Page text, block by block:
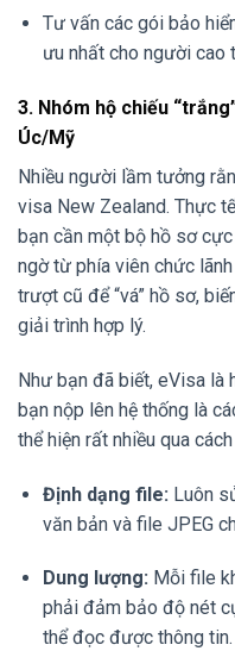
Tư vấn các gói bảo
ưu nhất cho người cao
3. Nhóm hộ chiếu
Úc/Mỹ
Nhiều người lầm tưởng
visa New Zealand. Thực
bạn cần một bộ hồ sơ
ngờ từ phía viên chức
trượt cũ để “vá” hồ sơ,
giải trình hợp lý.
Như bạn đã biết, eVisa
bạn nộp lên hệ thống là
thể hiện rất nhiều qua
Định dạng file: Luôn
văn bản và file JPEG
Dung lượng: Mỗi file
phải đảm bảo độ nét
thể đọc được thông tin.